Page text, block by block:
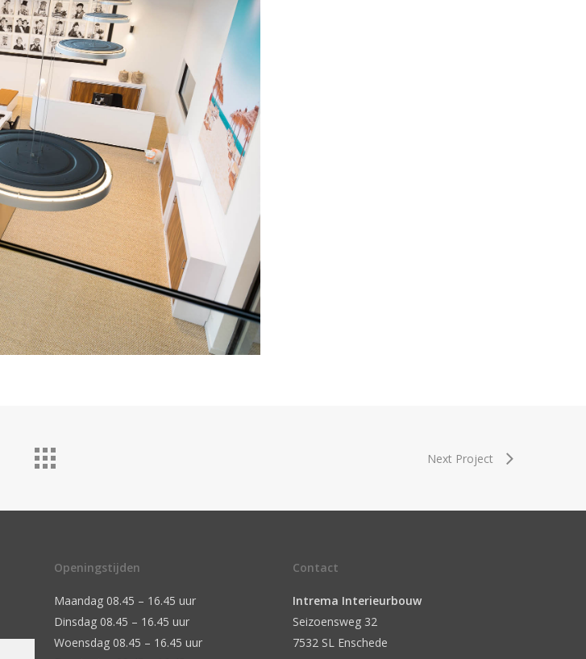
Next Project
Openingstijden
Maandag 08.45 – 16.45 uur
Dinsdag 08.45 – 16.45 uur
Woensdag 08.45 – 16.45 uur
Contact
Intrema Interieurbouw
Seizoensweg 32
7532 SL Enschede